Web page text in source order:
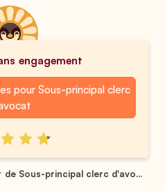
engagement
pour Sous-principal clerc
Sous-principal clerc d'avo...